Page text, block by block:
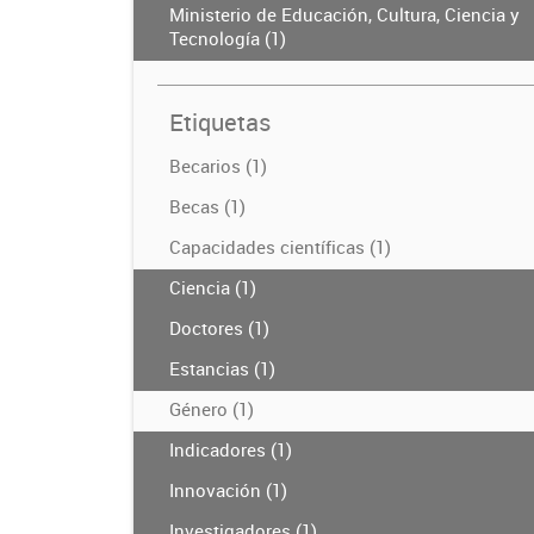
Ministerio de Educación, Cultura, Ciencia y
Tecnología (1)
Etiquetas
Becarios (1)
Becas (1)
Capacidades científicas (1)
Ciencia (1)
Doctores (1)
Estancias (1)
Género (1)
Indicadores (1)
Innovación (1)